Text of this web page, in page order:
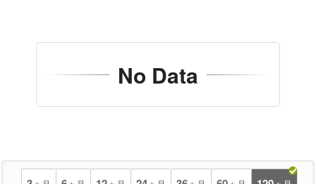
No Data